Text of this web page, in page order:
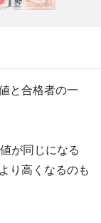
と合格者の一
が同じになる
り高くなるのも